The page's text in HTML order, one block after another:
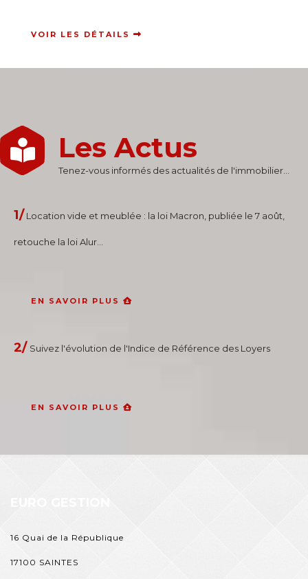
VOIR LES DÉTAILS
Les Actus
Tenez-vous informés des actualités de l'immobilier...
1/ Location vide et meublée : la loi Macron, publiée le 7 août,
retouche la loi Alur...
EN SAVOIR PLUS
2/ Suivez l'évolution de l'Indice de Référence des Loyers
EN SAVOIR PLUS
16 Quai de la République
17100 SAINTES